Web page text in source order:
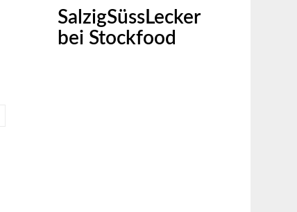
SalzigSüssLecker
bei Stockfood